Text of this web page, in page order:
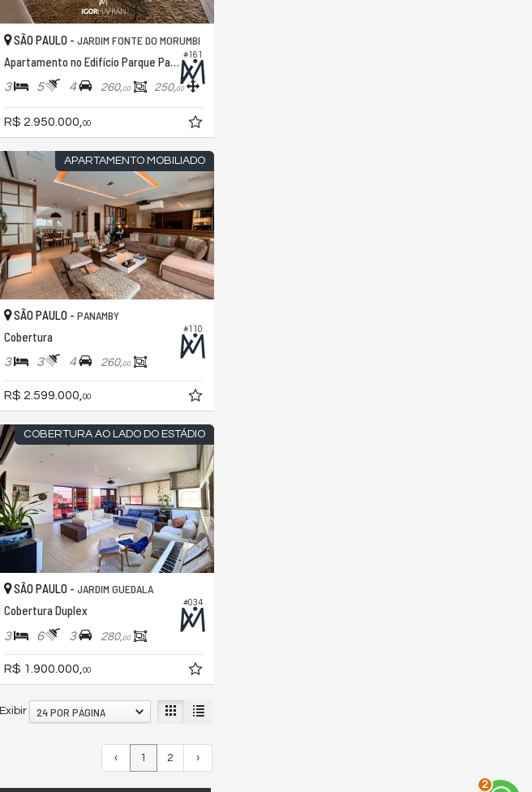
#161
SÃO PAULO - JARDIM FONTE DO MORUMBI
Apartamento no Edifício Parque Panamby
3 5 4 260,00 250,00
R$ 2.950.000, 00
APARTAMENTO MOBILIADO
#110
SÃO PAULO - PANAMBY
Cobertura
3 3 4 260,00
R$ 2.599.000,00
COBERTURA AO LADO DO ESTÁDIO
#034
SÃO PAULO - JARDIM GUEDALA
Cobertura Duplex
3 6 3 280,00
R$ 1.900.000,00
Exibir 24 POR PÁGINA
‹ 1 2 ›
2